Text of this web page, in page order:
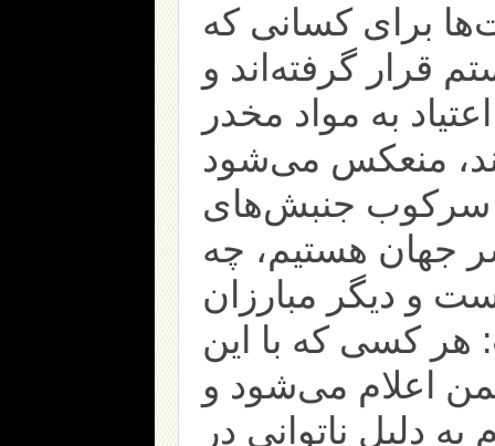
برای کسانی که
قرار گرفته‌اند و
به مواد مخدر
سرکوب جنبش‌های
جهان هستیم، چه
و دیگر مبارزان
هر کسی که با این
اعلام می‌شود و
دلیل ناتوانی در